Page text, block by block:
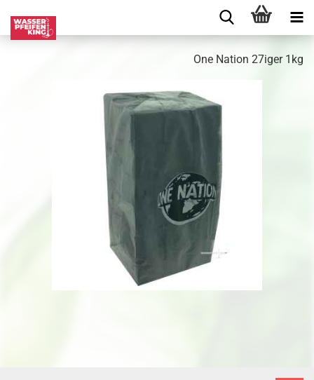
One Nation 27iger 1kg